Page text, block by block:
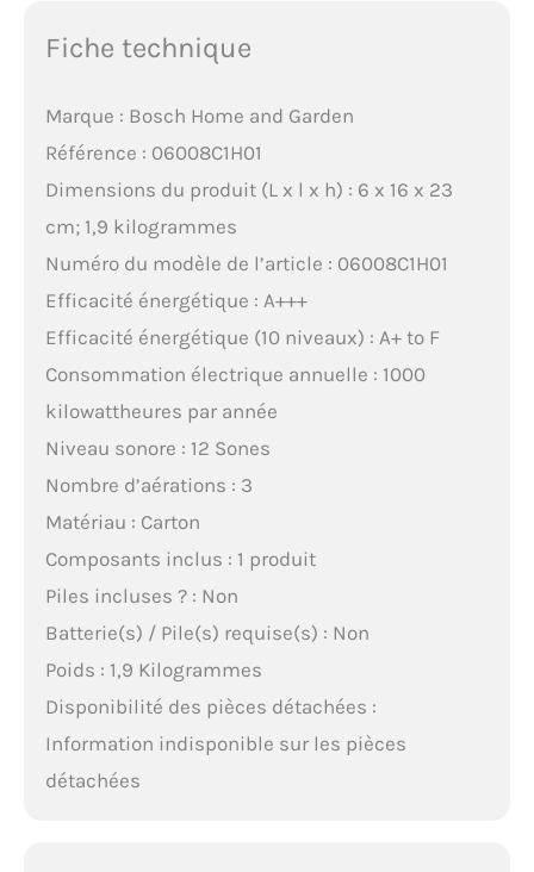
Fiche technique
Marque : Bosch Home and Garden
Référence : 06008C1H01
Dimensions du produit (L x l x h) : 6 x 16 x 23
cm; 1,9 kilogrammes
Numéro du modèle de l’article : 06008C1H01
Efficacité énergétique : A+++
Efficacité énergétique (10 niveaux) : A+ to F
Consommation électrique annuelle : 1000
kilowattheures par année
Niveau sonore : 12 Sones
Nombre d’aérations : 3
Matériau : Carton
Composants inclus : 1 produit
Piles incluses ? : Non
Batterie(s) / Pile(s) requise(s) : Non
Poids : 1,9 Kilogrammes
Disponibilité des pièces détachées :
Information indisponible sur les pièces
détachées